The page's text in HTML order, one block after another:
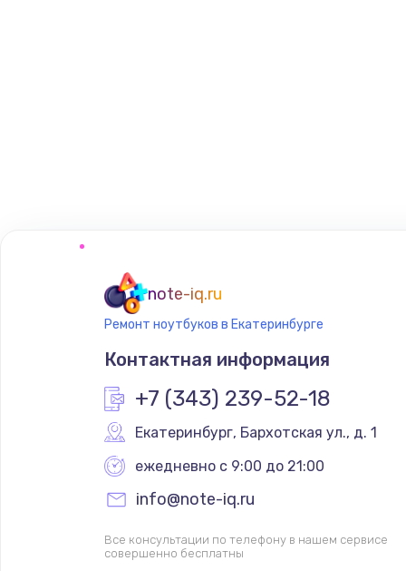
note-iq.ru
Ремонт ноутбуков в Екатеринбурге
Контактная информация
+7 (343) 239-52-18
Екатеринбург, Бархотская ул., д. 1
ежедневно с 9:00 до 21:00
info@note-iq.ru
Все консультации по телефону в нашем сервисе
совершенно бесплатны